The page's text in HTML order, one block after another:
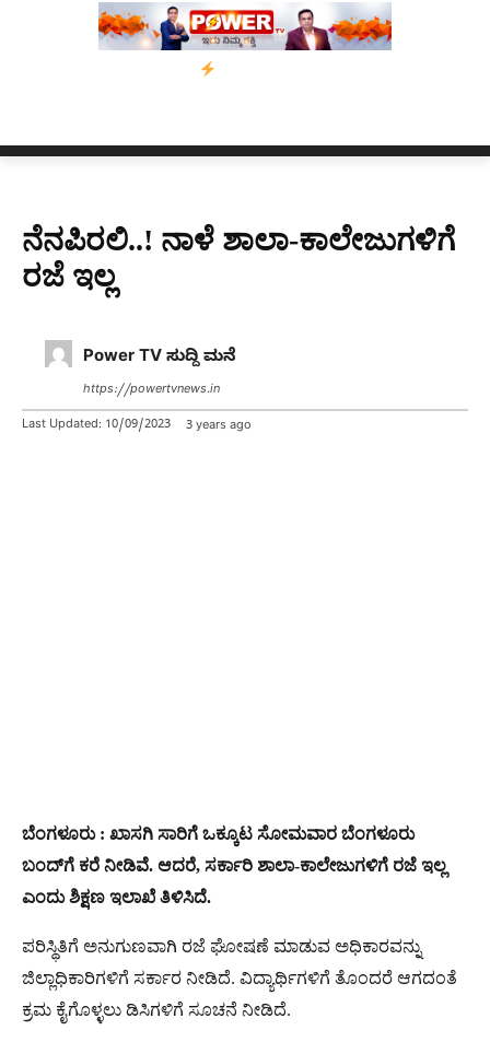
ನ್ಯೂಸ್ ಕಾರ್ಪ್‌ಗೆ ಎಐಯಿಂದ ಸಂಕಷ್ಟ: ಆಸ್ಟ್ರೇಲಿಯಾದಲ್ಲಿ
ನೆನಪಿರಲಿ..! ನಾಳೆ ಶಾಲಾ-ಕಾಲೇಜುಗಳಿಗೆ
ರಜೆ ಇಲ್ಲ
Power TV ಸುದ್ದಿ ಮನೆ
https://powertvnews.in
Last Updated: 10/09/2023 3 years ago
ಬೆಂಗಳೂರು : ಖಾಸಗಿ ಸಾರಿಗೆ ಒಕ್ಕೂಟ ಸೋಮವಾರ ಬೆಂಗಳೂರು
ಬಂದ್‌ಗೆ ಕರೆ ನೀಡಿವೆ. ಆದರೆ, ಸರ್ಕಾರಿ ಶಾಲಾ-ಕಾಲೇಜುಗಳಿಗೆ ರಜೆ ಇಲ್ಲ
ಎಂದು ಶಿಕ್ಷಣ ಇಲಾಖೆ ತಿಳಿಸಿದೆ.
ಪರಿಸ್ಥಿತಿಗೆ ಅನುಗುಣವಾಗಿ ರಜೆ ಘೋಷಣೆ ಮಾಡುವ ಅಧಿಕಾರವನ್ನು
ಜಿಲ್ಲಾಧಿಕಾರಿಗಳಿಗೆ ಸರ್ಕಾರ ನೀಡಿದೆ. ವಿದ್ಯಾರ್ಥಿಗಳಿಗೆ ತೊಂದರೆ ಆಗದಂತೆ
ಕ್ರಮ ಕೈಗೊಳ್ಳಲು ಡಿಸಿಗಳಿಗೆ ಸೂಚನೆ ನೀಡಿದೆ.